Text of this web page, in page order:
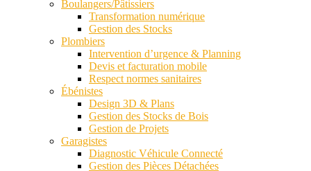
Boulangers/Pâtissiers
Transformation numérique
Gestion des Stocks
Plombiers
Intervention d’urgence & Planning
Devis et facturation mobile
Respect normes sanitaires
Ébénistes
Design 3D & Plans
Gestion des Stocks de Bois
Gestion de Projets
Garagistes
Diagnostic Véhicule Connecté
Gestion des Pièces Détachées